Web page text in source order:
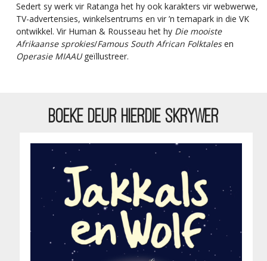
Sedert sy werk vir Ratanga het hy ook karakters vir webwerwe,
TV-advertensies, winkelsentrums en vir ’n temapark in die VK
ontwikkel. Vir Human & Rousseau het hy Die mooiste
Afrikaanse sprokies/Famous South African Folktalesen
Operasie MIAAUgeïllustreer.
BOEKE DEUR HIERDIE SKRYWER